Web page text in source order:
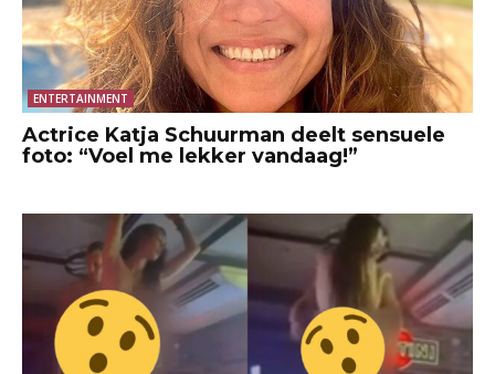
ENTERTAINMENT
Actrice Katja Schuurman deelt sensuele
foto: “Voel me lekker vandaag!”